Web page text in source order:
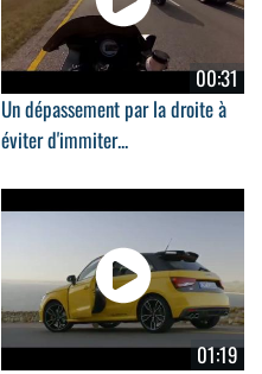
00:31
Un dépassement par la droite à
éviter d'immiter...
01:19